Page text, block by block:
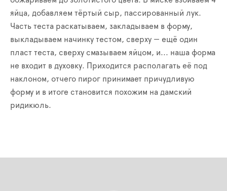
яйца, добавляем тёртый сыр, пассированный лук.
Часть теста раскатываем, закладываем в форму,
выкладываем начинку тестом, сверху — ещё один
пласт теста, сверху смазываем яйцом, и... наша форма
не входит в духовку. Приходится располагать её под
наклоном, отчего пирог принимает причудливую
форму и в итоге становится похожим на дамский
ридикюль.